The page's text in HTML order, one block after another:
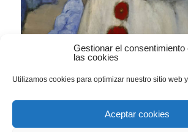
Gestionar el consentimiento
las cookies
Utilizamos cookies para optimizar nuestro sitio web
Aceptar cookies